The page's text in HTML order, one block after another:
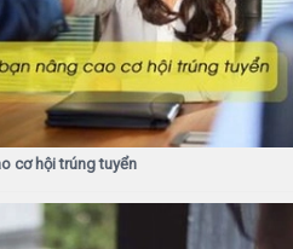
cơ hội trúng tuyển